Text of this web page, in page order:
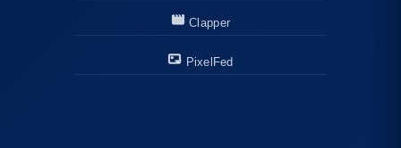
Clapper
PixelFed